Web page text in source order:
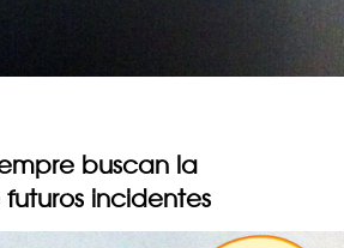
buscan la
incidentes